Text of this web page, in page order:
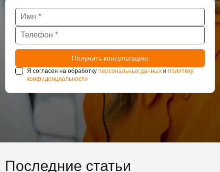
Я согласен на обработку персональных данных и политику
конфиденциальности
Последние статьи